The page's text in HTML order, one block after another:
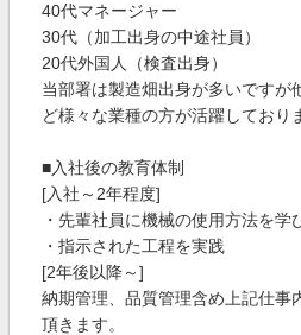
40代マネージャー
30代（加工出身の中途社員）
20代外国人（検査出身）
当部署は製造畑出身が多いですが
ど様々な業種の方が活躍しており
■入社後の教育体制
[入社～2年程度]
・先輩社員に機械の使用方法を学
・指示された工程を実践
[2年後以降～]
納期管理、品質管理含め上記仕事
頂きます。